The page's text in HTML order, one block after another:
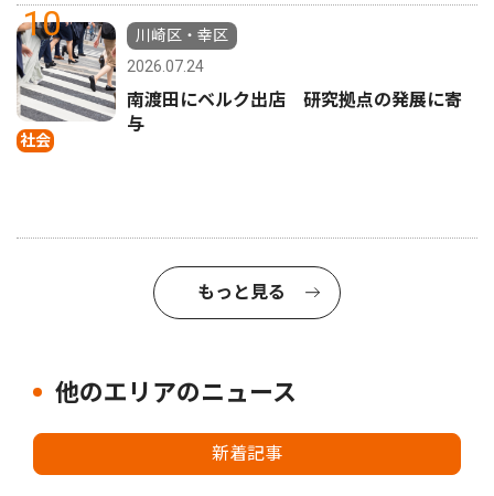
10
社会
川崎区・幸区
2026.07.24
南渡田にベルク出店 研究拠点の発展に寄
与
もっと見る
他のエリアのニュース
新着記事